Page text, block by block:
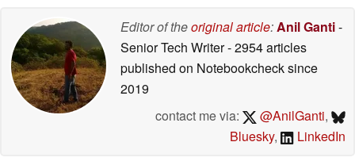
Editor of theoriginal article:Anil Ganti-
Senior Tech Writer- 2954 articles
published on Notebookchecksince
2019
contact me via:
@AnilGanti,
Bluesky, LinkedIn